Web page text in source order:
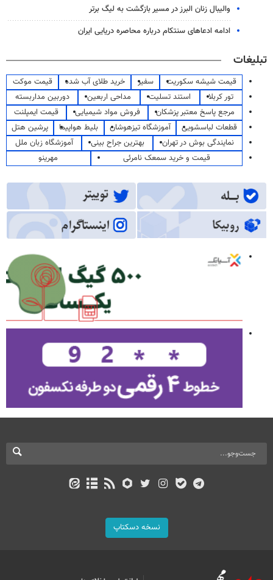
والیبال زنان البرز در مسیر بازگشت به لیگ برتر
ادامه ادعاهای سنتکام درباره محاصره دریایی ایران
تبلیغات
قیمت شیشه سکوریت سفیر خرید طلای آب شده
قیمت موکت
تور کربلا
استند تسلیت مداحی اربعین
دوربین مداربسته
مرجع پاسخ معتبر پزشکان
فروش مواد شیمیایی
قیمت ایمپلنت
قطعات لباسشویی
آموزشگاه تیزهوشان بلیط هواپیما
پرشین هتل
نمایندگی بوش در تهران
بهترین جراح بینی
آموزشگاه زبان ملل
قیمت و خرید سمعک نامرئی
مهرینو
نسخه دسکتاپ